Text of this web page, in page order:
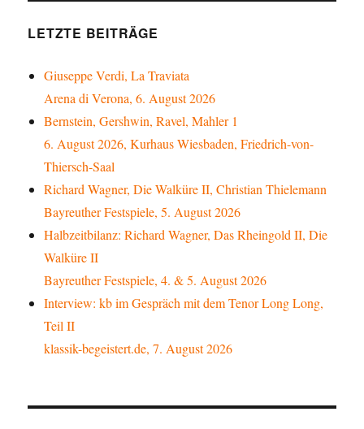
LETZTE BEITRÄGE
Giuseppe Verdi, La Traviata
Arena di Verona, 6. August 2026
Bernstein, Gershwin, Ravel, Mahler 1
6. August 2026, Kurhaus Wiesbaden, Friedrich-von-
Thiersch-Saal
Richard Wagner, Die Walküre II, Christian Thielemann
Bayreuther Festspiele, 5. August 2026
Halbzeitbilanz: Richard Wagner, Das Rheingold II, Die
Walküre II
Bayreuther Festspiele, 4. & 5. August 2026
Interview: kb im Gespräch mit dem Tenor Long Long,
Teil II
klassik-begeistert.de, 7. August 2026